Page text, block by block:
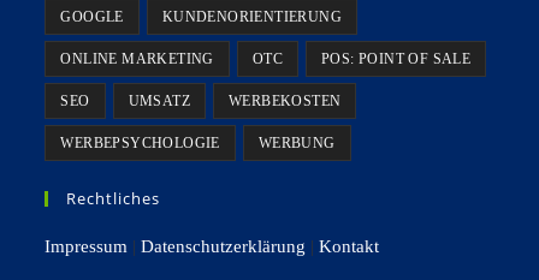
GOOGLE KUNDENORIENTIERUNG
ONLINE MARKETING OTC POS: POINT OF SALE
SEO UMSATZ WERBEKOSTEN
WERBEPSYCHOLOGIE WERBUNG
Rechtliches
Impressum |Datenschutzerklärung |Kontakt